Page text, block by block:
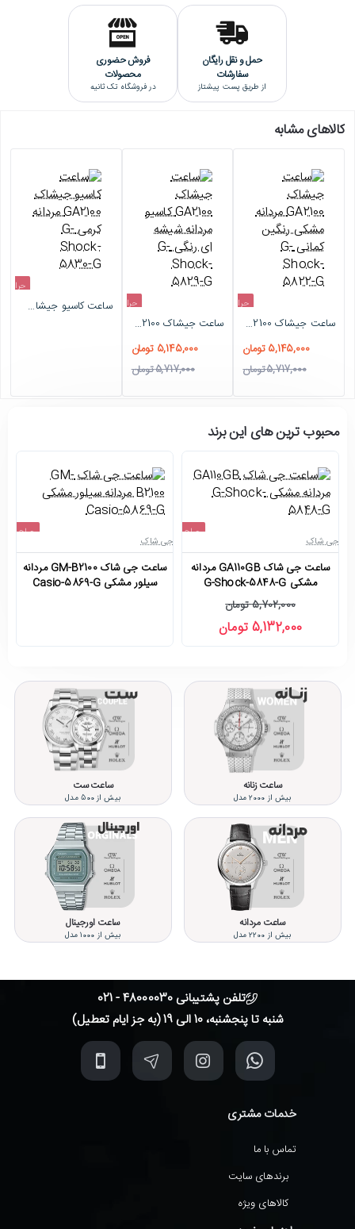
دارای کرنومتر
دارای تایمر معکوس
دارای تقویم کامل
ساعت جهانی | 31 منطقه زمان جهانی(48 شهر)
نور پس زمینه
کیفیت ساخت ساعت جیشاک:
کیفیت هایکپی است و کاملا منطبق برنمونه اورجینالش ساخته شده است و
کسی که تخصصی در ضمینه ساعت مچی ندارد، نمی تواند اصل یا هایکپی
بودن آن را تشخیص دهد.
حمل و نقل رایگان
سفارشات
از طریق پست پیشتاز
فروش حضوری
محصولات
در فروشگاه تک ثانیه
کالاهای مشابه
حراج
ساعت جیشاک GA2100 مردانه مشکی رنگین کمانی G-Shock-5822-G
5,145,000 تومان
5,717,000 تومان
حراج
ساعت جیشاک GA2100 کاسیو مردانه شیشه ای رنگی G-Shock-5829-G
5,145,000 تومان
5,717,000 تومان
حراج
اتمام موجودی
ساعت کاسیو جیشاک GA2100 مردانه کرمی G-Shock-5830-G
محبوب ترین های این برند
حراج
-10%
جی شاک
ساعت جی شاک GA110GB مردانه
مشکی G-Shock-5848-G
5,132,000 تومان
5,702,000 تومان
حراج
اتمام موجودی
جی شاک
ساعت جی شاک GM-B2100 مردانه
سیلور مشکی Casio-5869-G
ساعت زنانه
بیش از 2000 مدل
ساعت ست
بیش از 500 مدل
ساعت مردانه
بیش از 2200 مدل
ساعت اورجینال
بیش از 1000 مدل
تلفن پشتیبانی 48000030 - 021
شنبه تا پنجشنبه، 10 الی 19 (به جز ایام تعطیل)
خدمات مشتری
تماس با ما
برندهای سایت
کالاهای ویژه